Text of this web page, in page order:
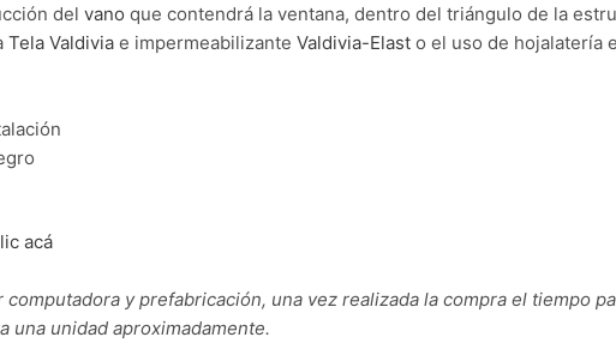
del vano que contendrá la ventana, dentro del triángulo de la
Tela Valdivia e impermeabilizante Valdivia-Elast o el uso de hojalatería
acá
y prefabricación, una vez realizada la compra el tiempo
una unidad aproximadamente.